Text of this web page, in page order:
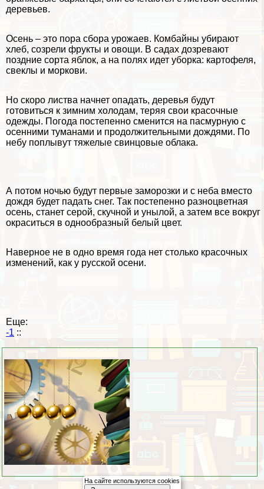
деревьев.
Осень – это пора сбора урожаев. Комбайны убирают
хлеб, созрели фрукты и овощи. В садах дозревают
поздние сорта яблок, а на полях идет уборка: картофеля,
свеклы и моркови.
Но скоро листва начнет опадать, деревья будут
готовиться к зимним холодам, теряя свои красочные
одежды. Погода постепенно сменится на пасмурную с
осенними туманами и продолжительными дождями. По
небу поплывут тяжелые свинцовые облака.
А потом ночью будут первые заморозки и с неба вместо
дождя будет падать снег. Так постепенно разноцветная
осень, станет серой, скучной и унылой, а затем все вокруг
окраситься в однообразный белый цвет.
Наверное не в одно время года нет столько красочных
изменений, как у русской осени.
Еще:
-1 ::
На сайте используются cookies